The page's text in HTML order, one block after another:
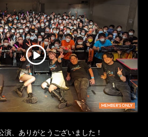
MEMBER'S ONLY
演、ありがとうございました！